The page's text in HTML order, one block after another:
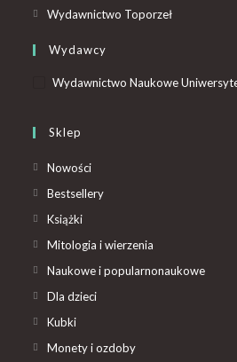
Wydawnictwo Toporzeł
Wydawcy
Wydawnictwo Naukowe
Sklep
Nowości
Bestsellery
Książki
Mitologia i wierzenia
Naukowe i popularnonaukowe
Dla dzieci
Kubki
Monety i ozdoby